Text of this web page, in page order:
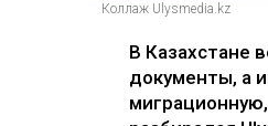
Коллаж Ulysmedia.kz
В Казахстане
документы, а